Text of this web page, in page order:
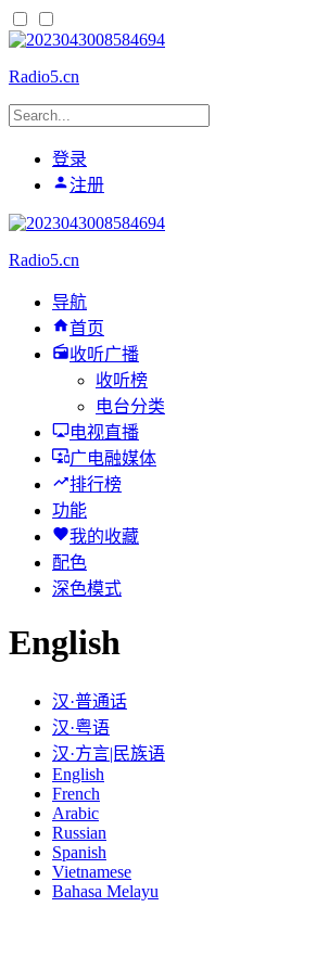
Radio5.cn
登录
注册
Radio5.cn
导航
首页
收听广播
收听榜
电台分类
电视直播
广电融媒体
排行榜
功能
我的收藏
配色
深色模式
English
汉·普通话
汉·粤语
汉·方言|民族语
English
French
Arabic
Russian
Spanish
Vietnamese
Bahasa Melayu